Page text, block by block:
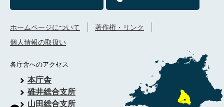
各庁舎へのアクセス
本庁舎
碓井総合支所
山田総合支所
ホームページについて
著作権・リンク
個人情報の取扱い